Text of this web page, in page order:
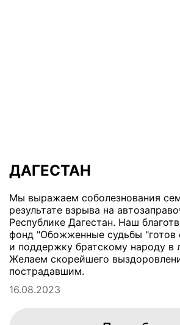
ДАГЕСТАН
Мы выражаем соболезнования
результате взрыва на
Республике Дагестан. Наш
фонд "Обожженные судьбы "готов
и поддержку братскому народу в
Желаем скорейшего
пострадавшим.
16.08.2023